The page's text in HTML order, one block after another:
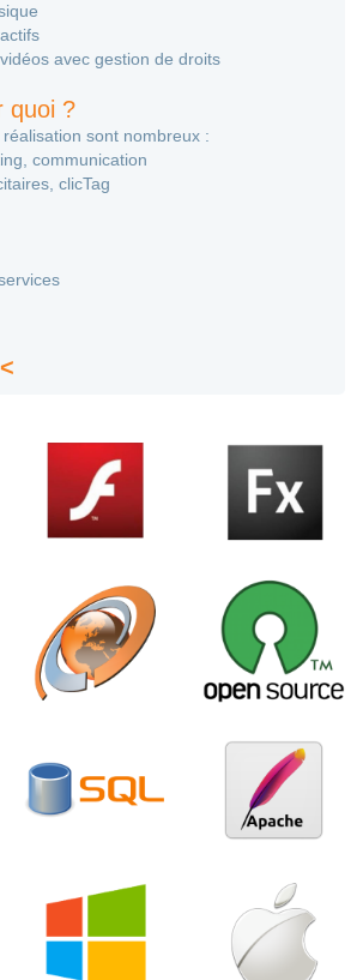
avec gestion de droits
quoi ?
sont nombreux :
communication
clicTag